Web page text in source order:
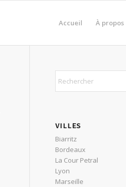
Accueil À propos
VILLES
Biarritz
Bordeaux
La Cour Petral
Lyon
Marseille